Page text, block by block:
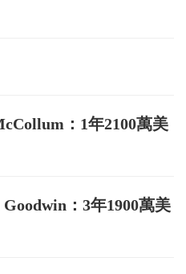
：1年2100萬美
：3年1900萬美